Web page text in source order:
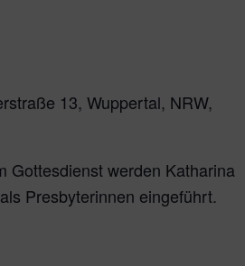
13, Wuppertal, NRW,
Gottesdienst werden Katharina
Presbyterinnen eingeführt.